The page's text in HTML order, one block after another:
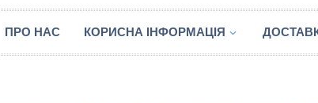
ПРО НАС КОРИСНА ІНФОРМАЦІЯ